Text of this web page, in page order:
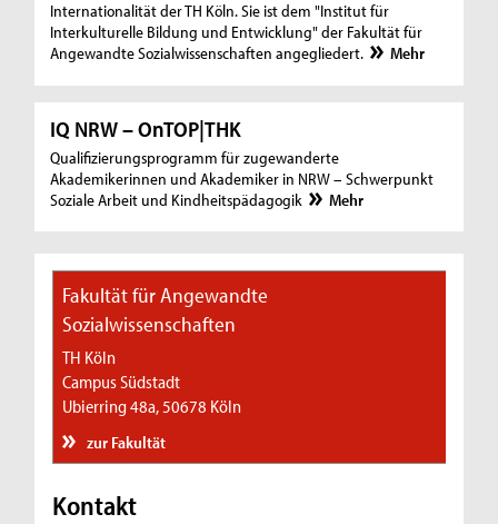
Internationalität der TH Köln. Sie ist dem "Institut für
Interkulturelle Bildung und Entwicklung" der Fakultät für
Angewandte Sozialwissenschaften angegliedert.
Mehr
IQ NRW – OnTOP|THK
Qualifizierungsprogramm für zugewanderte
Akademikerinnen und Akademiker in NRW – Schwerpunkt
Soziale Arbeit und Kindheitspädagogik
Mehr
Fakultät für Angewandte
Sozialwissenschaften
TH Köln
Campus Südstadt
Ubierring 48a, 50678 Köln
zur Fakultät
Kontakt